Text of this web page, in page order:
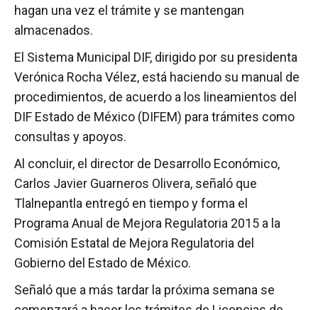
hagan una vez el trámite y se mantengan
almacenados.
El Sistema Municipal DIF, dirigido por su presidenta
Verónica Rocha Vélez, está haciendo su manual de
procedimientos, de acuerdo a los lineamientos del
DIF Estado de México (DIFEM) para trámites como
consultas y apoyos.
Al concluir, el director de Desarrollo Económico,
Carlos Javier Guarneros Olivera, señaló que
Tlalnepantla entregó en tiempo y forma el
Programa Anual de Mejora Regulatoria 2015 a la
Comisión Estatal de Mejora Regulatoria del
Gobierno del Estado de México.
Señaló que a más tardar la próxima semana se